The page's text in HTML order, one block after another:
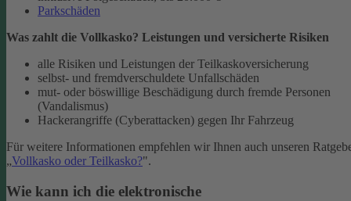
Parkschäden
Was zahlt die Vollkasko? Leistungen und versicherte Risiken
alle Risiken und Leistungen der Teilkaskoversicherung
selbst- und fremdverschuldete Unfallschäden
mut- oder böswillige Beschädigung durch fremde Personen
(Vandalismus)
Hackerangriffe (Cyberattacken) gegen Ihr Fahrzeug
Für weitere Informationen empfehlen wir Ihnen auch unseren
„Vollkasko oder Teilkasko?".
Wie kann ich die elektronische